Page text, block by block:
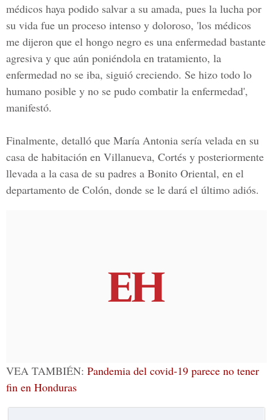
médicos haya podido salvar a su amada, pues la lucha por
su vida fue un proceso intenso y doloroso, 'los médicos
me dijeron que el hongo negro es una enfermedad bastante
agresiva y que aún poniéndola en tratamiento, la
enfermedad no se iba, siguió creciendo. Se hizo todo lo
humano posible y no se pudo combatir la enfermedad',
manifestó.
Finalmente, detalló que María Antonia sería velada en su
casa de habitación en Villanueva, Cortés y posteriormente
llevada a la casa de su padres a Bonito Oriental, en el
departamento de Colón, donde se le dará el último adiós.
VEA TAMBIÉN: Pandemia del covid-19 parece no tener
fin en Honduras